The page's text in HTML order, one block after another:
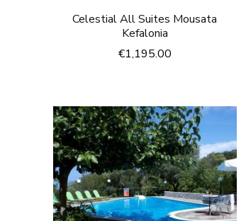
Celestial All Suites Mousata
Kefalonia
€1,195.00